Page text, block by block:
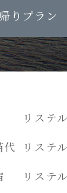
りプラン
代
リステ
リステ
リステ